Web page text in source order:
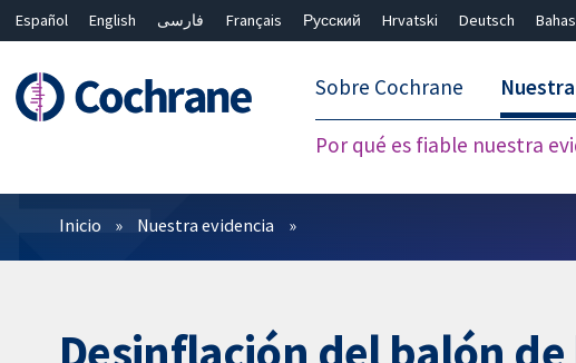
Español English فارسی Français Русский Hrvatski Deutsch
Sobre Cochrane
Por qué es fiable nuestra
Filtros
Inicio Nuestra evidencia